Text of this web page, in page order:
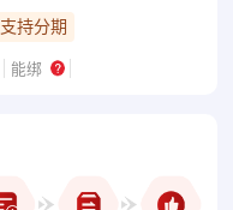
支持分期
能绑